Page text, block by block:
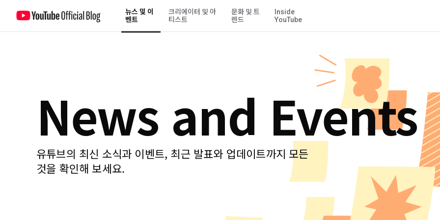
뉴스 및 이
벤트
크리에이터 및 아
티스트
문화 및 트
렌드
Inside
YouTube
News and Events
유튜브의 최신 소식과 이벤트, 최근 발표와 업데이트까지 모든
것을 확인해 보세요.